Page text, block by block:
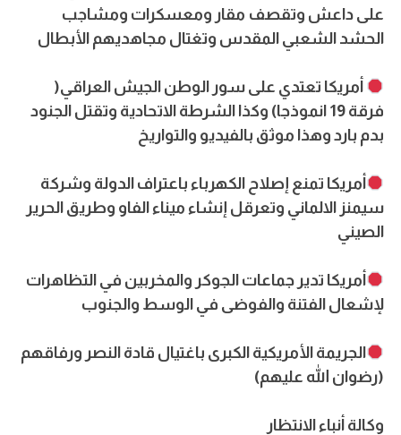
على داعش وتقصف مقار ومعسكرات ومشاجب
الحشد الشعبي المقدس وتغتال مجاهديهم الأبطال
أمريكا تعتدي على سور الوطن الجيش العراقي(
فرقة 19 انموذجا) وكذا الشرطة الاتحادية وتقتل الجنود
بدم بارد وهذا موثق بالفيديو والتواريخ
أمريكا تمنع إصلاح الكهرباء باعتراف الدولة وشركة
سيمنز الالماني وتعرقل إنشاء ميناء الفاو وطريق الحرير
الصيني
أمريكا تدير جماعات الجوكر والمخربين في التظاهرات
لإشعال الفتنة والفوضى في الوسط والجنوب
الجريمة الأمريكية الكبرى باغتيال قادة النصر ورفاقهم
(رضوان الله عليهم)
وكالة أنباء الانتظار